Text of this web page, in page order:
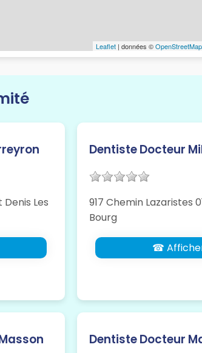
Leaflet | données ©OpenStreetMap
Denis Les
Dentiste Docteur
917 Chemin Lazaristes
Bourg
☎
Dentiste Docteur